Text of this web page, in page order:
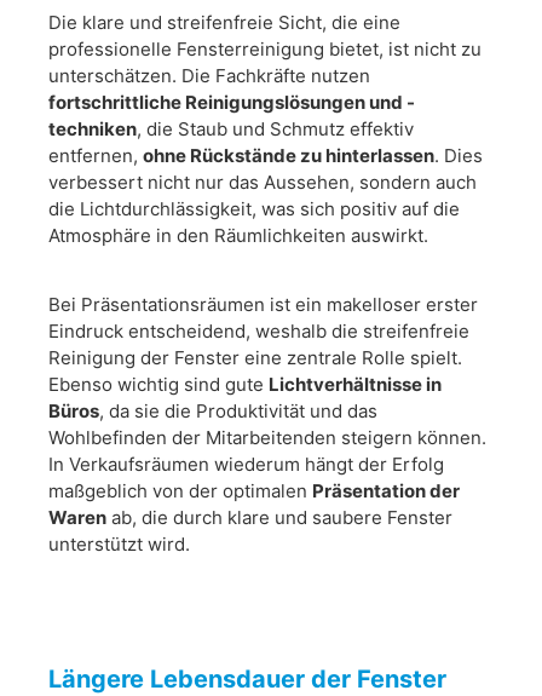
Die klare und streifenfreie Sicht, die eine
professionelle Fensterreinigung bietet, ist nicht zu
unterschätzen. Die Fachkräfte nutzen
fortschrittliche Reinigungslösungen und -
techniken, die Staub und Schmutz effektiv
entfernen, ohne Rückstände zu hinterlassen. Dies
verbessert nicht nur das Aussehen, sondern auch
die Lichtdurchlässigkeit, was sich positiv auf die
Atmosphäre in den Räumlichkeiten auswirkt.
Bei Präsentationsräumen ist ein makelloser erster
Eindruck entscheidend, weshalb die streifenfreie
Reinigung der Fenster eine zentrale Rolle spielt.
Ebenso wichtig sind gute Lichtverhältnisse in
Büros, da sie die Produktivität und das
Wohlbefinden der Mitarbeitenden steigern können.
In Verkaufsräumen wiederum hängt der Erfolg
maßgeblich von der optimalen Präsentation der
Waren ab, die durch klare und saubere Fenster
unterstützt wird.
Längere Lebensdauer der Fenster